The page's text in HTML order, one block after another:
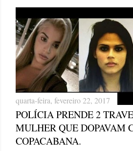
quarta-feira, fevereiro 22, 2017
POLÍCIA PRENDE 2
MULHER QUE DOPAVAM
COPACABANA.